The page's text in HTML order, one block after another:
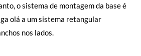
o sistema de montagem da base é
olá a um sistema retangular
nos lados.